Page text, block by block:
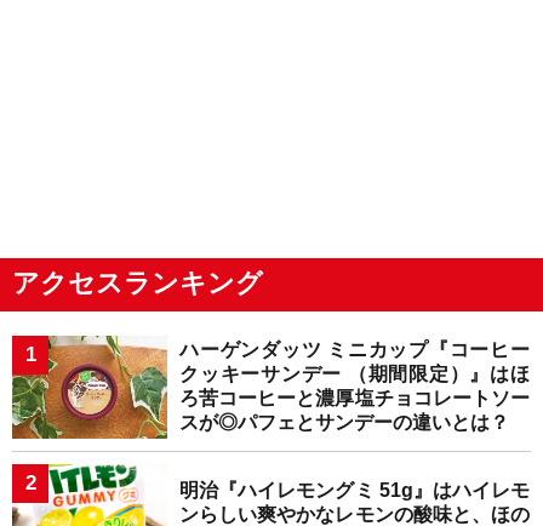
アクセスランキング
ハーゲンダッツ ミニカップ『コーヒー
クッキーサンデー （期間限定）』はほ
ろ苦コーヒーと濃厚塩チョコレートソー
スが◎パフェとサンデーの違いとは？
明治『ハイレモングミ 51g』はハイレモ
ンらしい爽やかなレモンの酸味と、ほの